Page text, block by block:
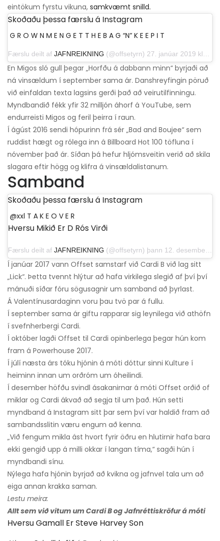
eintökum fyrstu vikuna, samkvæmt snilld.
Skoðaðu þessa færslu á Instagram
G R O W N M E N G E T T H E B A G “N” K E E P I T
Færslu deilt af JAFNREIKNING (@offsetyrn) 27. janúar 2019 klukkan 10:39 PST
En Migos sló gull þegar „Horfðu á dabbann minn“ byrjaði að
ná vinsældum í september sama ár. Danshreyfingin pöruð
við einfaldan texta lagsins gerði það að veirutilfinningu.
Myndbandið fékk yfir 32 milljón áhorf á YouTube, sem
endurreisti Migos og feril þeirra í raun.
Í ágúst 2016 sendi hópurinn frá sér „Bad and Boujee“ sem
ruddist hægt og rólega inn á Billboard Hot 100 töfluna í
nóvember það ár. Síðan þá hefur hljómsveitin verið að skila
slagara eftir högg og klifra á vinsældalistanum.
Samband
Skoðaðu þessa færslu á Instagram
@xxl T A K E O V E R
Hversu Mikið Er D Rós Virði
Færslu deilt af JAFNREIKNING (@offsetyrn) þann 12. desember 2018 klukkan 14:53 PST
Í janúar 2017 vann Offset samstarf við Cardi B við lag sitt
„Lick“. Þetta tvennt hlýtur að hafa virkilega slegið af því því
mánuði síðar fóru sögusagnir um samband að þyrlast.
Á Valentínusardaginn voru þau tvö par á fullu.
Í september sama ár giftu rapparar sig leynilega við athöfn
í svefnherbergi Cardi.
Í október lagði Offset til Cardi opinberlega þegar hún kom
fram á Powerhouse 2017.
Í júlí næsta árs tóku hjónin á móti dóttur sinni Kulture í
heiminn innan um orðróm um óheilindi.
Í desember höfðu svindl ásakanirnar á móti Offset orðið of
miklar og Cardi ákvað að segja til um það. Hún setti
myndband á Instagram sitt þar sem því var haldið fram að
sambandsslitin væru engum að kenna.
„Við fengum mikla ást hvort fyrir öðru en hlutirnir hafa bara
ekki gengið upp á milli okkar í langan tíma,“ sagði hún í
myndbandi sínu.
Nýlega hafa hjónin byrjað að kvikna og jafnvel tala um að
eiga annan krakka saman.
Lestu meira:
Allt sem við vitum um Cardi B og Jafnréttiskröfur á móti
Hversu Gamall Er Steve Harvey Son